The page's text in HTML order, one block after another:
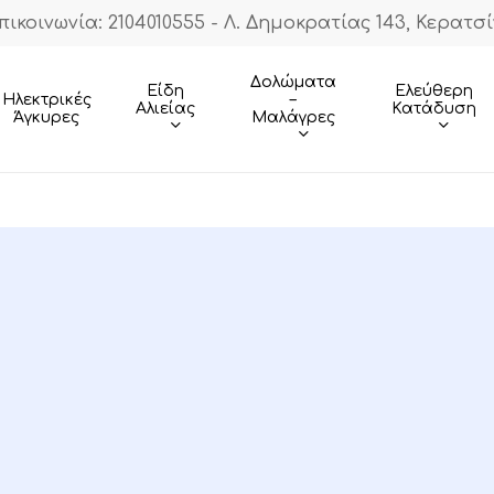
2104010555 - Λ. Δημοκρατίας 143,
Ηλεκτρικές
Άγκυρες
Είδη
Αλιείας
Δολώματα
–
Μαλάγρες
Ελεύθερη
Κατάδυση